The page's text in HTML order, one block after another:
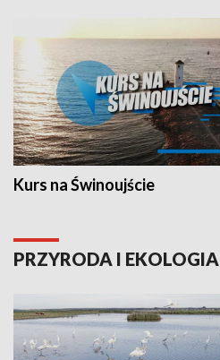
Kurs na Świnoujście
PRZYRODA I EKOLOGIA